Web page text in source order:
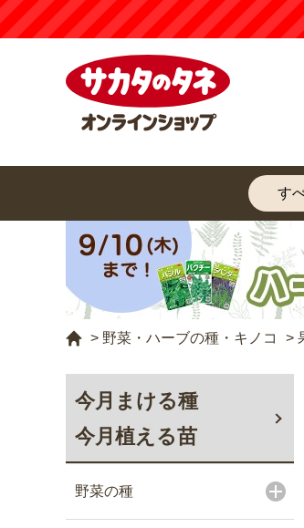
> 野菜・ハーブの種・キノコ >
今月まける種
今月植える苗
野菜の種